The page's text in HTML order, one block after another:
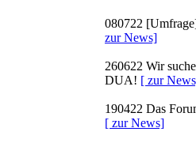
080722
zur News]
260622 Wir
DUA! [ zur
190422 Das
[ zur News]